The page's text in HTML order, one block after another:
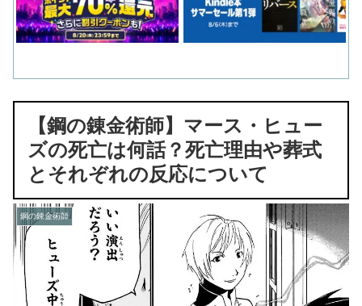
【鋼の錬金術師】マース・ヒュー
ズの死亡は何話？死亡理由や葬式
とそれぞれの反応について
鋼の錬金術師